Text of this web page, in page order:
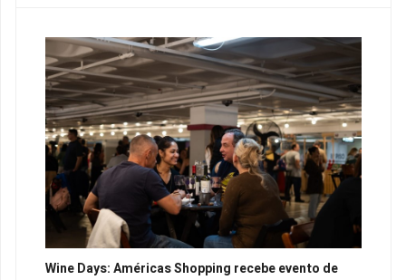
Wine Days: Américas Shopping recebe evento de